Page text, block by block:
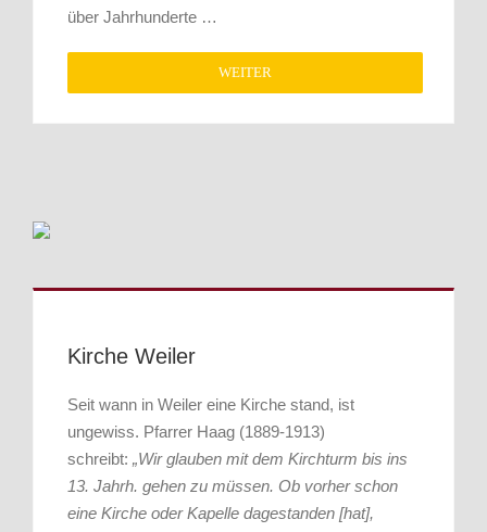
über Jahrhunderte …
WEITER
Kirche Weiler
Seit wann in Weiler eine Kirche stand, ist
ungewiss. Pfarrer Haag (1889-1913)
schreibt: „Wir glauben mit dem Kirchturm bis ins
13. Jahrh. gehen zu müssen. Ob vorher schon
eine Kirche oder Kapelle dagestanden [hat],